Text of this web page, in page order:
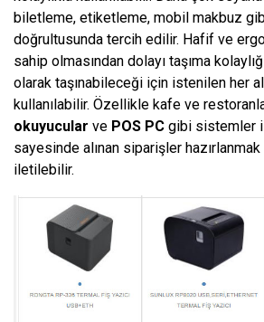
biletleme, etiketleme, mobil makbuz
doğrultusunda tercih edilir. Hafif ve
sahip olmasından dolayı taşıma
olarak taşınabileceği için istenilen her
kullanılabilir. Özellikle kafe ve
okuyucular ve POS PC gibi sistemler
sayesinde alınan siparişler
iletilebilir.